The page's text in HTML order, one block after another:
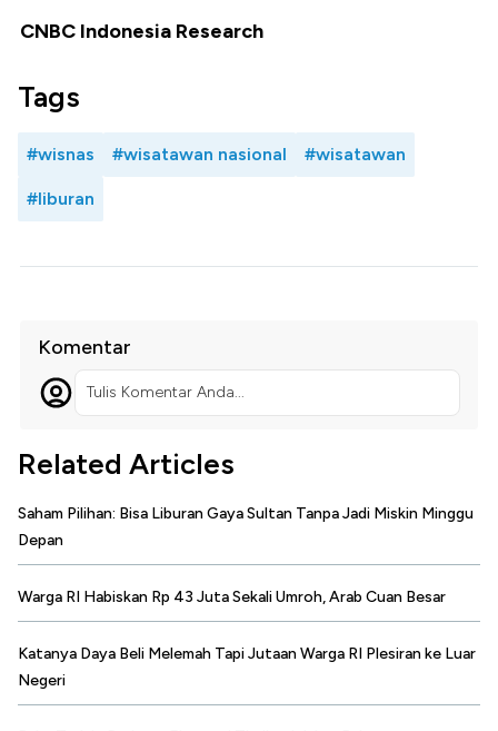
CNBC Indonesia Research
Tags
#wisnas #wisatawan nasional #wisatawan
#liburan
Komentar
Tulis Komentar Anda...
Related Articles
Saham Pilihan: Bisa Liburan Gaya Sultan Tanpa Jadi Miskin Minggu
Depan
Warga RI Habiskan Rp 43 Juta Sekali Umroh, Arab Cuan Besar
Katanya Daya Beli Melemah Tapi Jutaan Warga RI Plesiran ke Luar
Negeri